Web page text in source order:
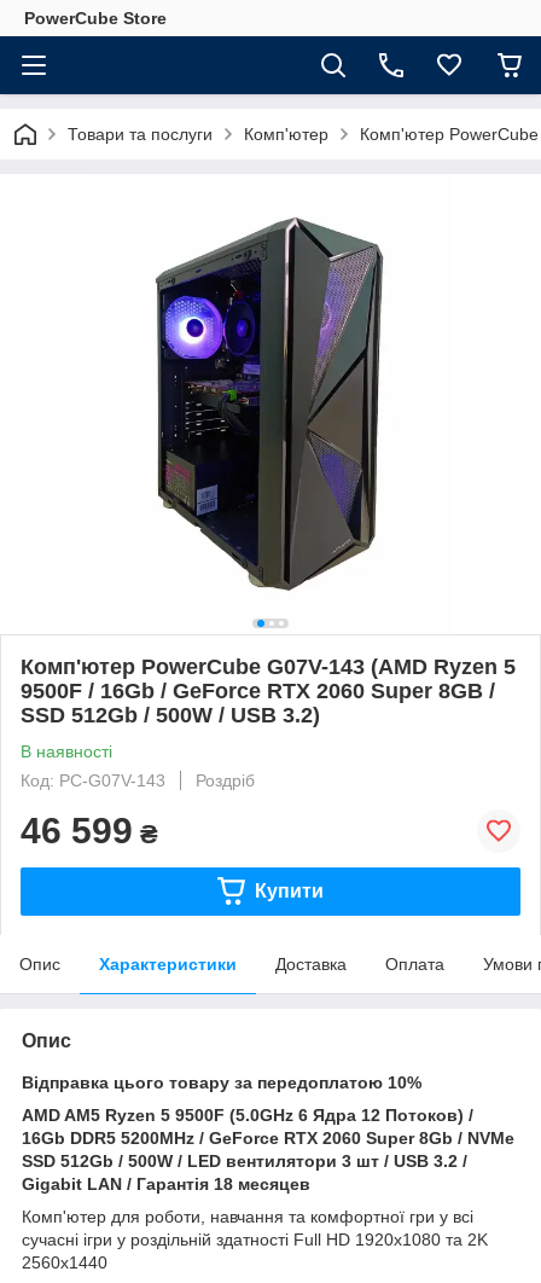
PowerCube Store
Товари та послуги Комп'ютер Комп'ютер
Комп'ютер PowerCube G07V-143 (AMD Ryzen 5
9500F / 16Gb / GeForce RTX 2060 Super 8GB /
SSD 512Gb / 500W / USB 3.2)
В наявності
Код: PC-G07V-143
Роздріб
46 599 ₴
Купити
Опис Характеристики Доставка Оплата Умови
Опис
Відправка цього товару за передоплатою 10%
AMD AM5 Ryzen 5 9500F (5.0GHz 6 Ядра 12 Потоков) /
16Gb DDR5 5200MHz / GeForce RTX 2060 Super 8Gb / NVMe
SSD 512Gb / 500W / LED вентилятори 3 шт / USB 3.2 /
Gigabit LAN / Гарантія 18 месяцев
Комп'ютер для роботи, навчання та комфортної гри у всі
сучасні ігри у роздільній здатності Full HD 1920x1080 та 2K
2560x1440